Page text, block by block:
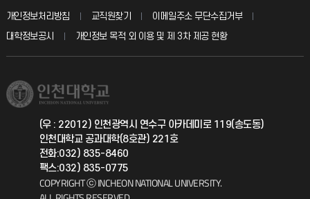
입학안내
취업정보(학생)
칭찬마당
학생서비스 지킴이
총동문회
교육혁신본부
국제지원과
공자아카데미
기초교육원
개인정보처리방침 교직원찾기
이메일주소 무단수집거부
대학정보공시
개인정보 목적 외 이용 및 제 3차 제공 현황
(우 : 22012) 인천광역시 연수구 아카데미로 119(송도동)
인천대학교 공과대학(8호관) 221호
전화:032) 835-8460
팩스:032) 835-0775
COPYRIGHT ⓒ INCHEON NATIONAL UNIVERSITY.